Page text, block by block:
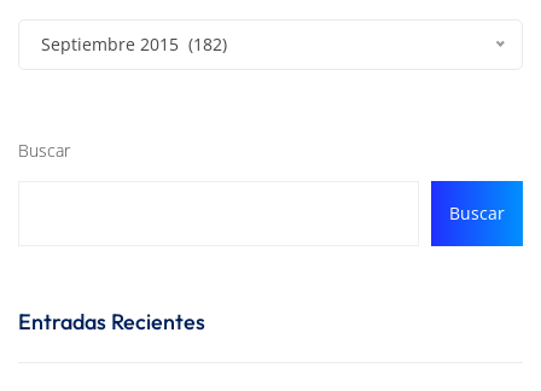
Septiembre 2015 (182)
Buscar
Buscar
Entradas Recientes